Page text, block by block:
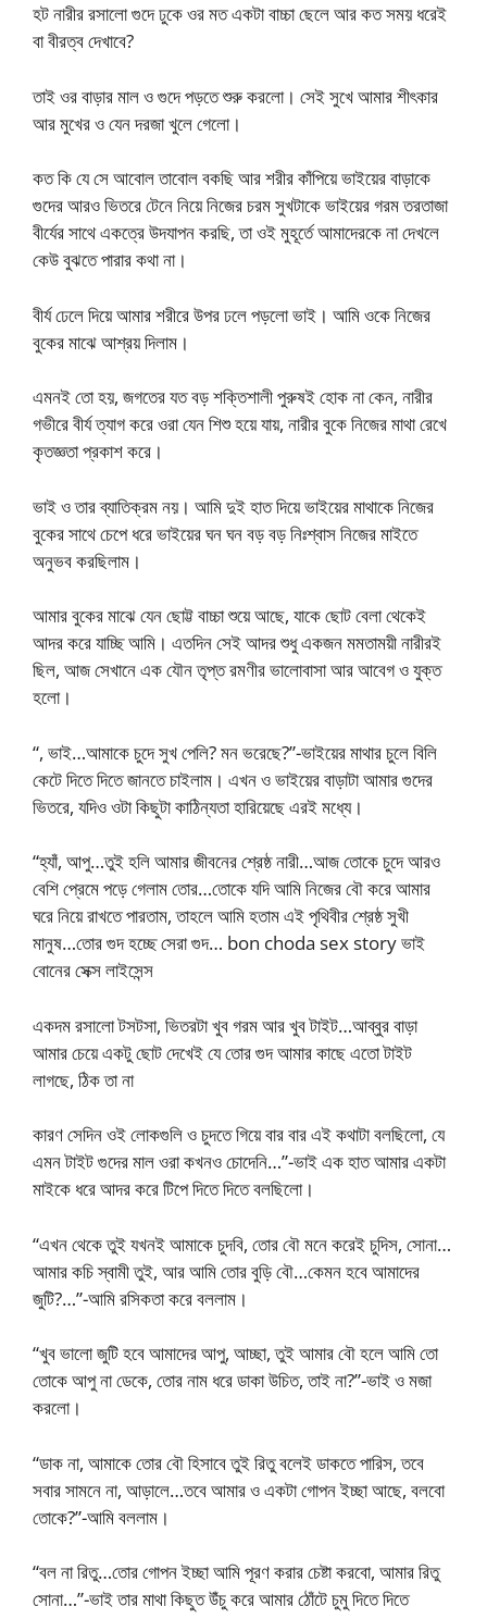
হট নারীর রসালো গুদে ঢুকে ওর মত একটা বাচ্চা ছেলে আর কত সময় ধরেই
বা বীরত্ব দেখাবে?
তাই ওর বাড়ার মাল ও গুদে পড়তে শুরু করলো। সেই সুখে আমার শীৎকার
আর মুখের ও যেন দরজা খুলে গেলো।
কত কি যে সে আবোল তাবোল বকছি আর শরীর কাঁপিয়ে ভাইয়ের বাড়াকে
গুদের আরও ভিতরে টেনে নিয়ে নিজের চরম সুখটাকে ভাইয়ের গরম তরতাজা
বীর্যের সাথে একত্রে উদযাপন করছি, তা ওই মুহূর্তে আমাদেরকে না দেখলে
কেউ বুঝতে পারার কথা না।
বীর্য ঢেলে দিয়ে আমার শরীরে উপর ঢলে পড়লো ভাই। আমি ওকে নিজের
বুকের মাঝে আশ্রয় দিলাম।
এমনই তো হয়, জগতের যত বড় শক্তিশালী পুরুষই হোক না কেন, নারীর
গভীরে বীর্য ত্যাগ করে ওরা যেন শিশু হয়ে যায়, নারীর বুকে নিজের মাথা রেখে
কৃতজ্ঞতা প্রকাশ করে।
ভাই ও তার ব্যাতিক্রম নয়। আমি দুই হাত দিয়ে ভাইয়ের মাথাকে নিজের
বুকের সাথে চেপে ধরে ভাইয়ের ঘন ঘন বড় বড় নিঃশ্বাস নিজের মাইতে
অনুভব করছিলাম।
আমার বুকের মাঝে যেন ছোট্ট বাচ্চা শুয়ে আছে, যাকে ছোট বেলা থেকেই
আদর করে যাচ্ছি আমি। এতদিন সেই আদর শুধু একজন মমতাময়ী নারীরই
ছিল, আজ সেখানে এক যৌন তৃপ্ত রমণীর ভালোবাসা আর আবেগ ও যুক্ত
হলো।
“, ভাই…আমাকে চুদে সুখ পেলি? মন ভরেছে?”-ভাইয়ের মাথার চুলে বিলি
কেটে দিতে দিতে জানতে চাইলাম। এখন ও ভাইয়ের বাড়াটা আমার গুদের
ভিতরে, যদিও ওটা কিছুটা কাঠিন্যতা হারিয়েছে এরই মধ্যে।
“হ্যাঁ, আপু…তুই হলি আমার জীবনের শ্রেষ্ঠ নারী…আজ তোকে চুদে আরও
বেশি প্রেমে পড়ে গেলাম তোর…তোকে যদি আমি নিজের বৌ করে আমার
ঘরে নিয়ে রাখতে পারতাম, তাহলে আমি হতাম এই পৃথিবীর শ্রেষ্ঠ সুখী
মানুষ…তোর গুদ হচ্ছে সেরা গুদ… bon choda sex story ভাই
বোনের সেক্স লাইসেন্স
একদম রসালো টসটসা, ভিতরটা খুব গরম আর খুব টাইট…আব্বুর বাড়া
আমার চেয়ে একটু ছোট দেখেই যে তোর গুদ আমার কাছে এতো টাইট
লাগছে, ঠিক তা না
কারণ সেদিন ওই লোকগুলি ও চুদতে গিয়ে বার বার এই কথাটা বলছিলো, যে
এমন টাইট গুদের মাল ওরা কখনও চোদেনি…”-ভাই এক হাত আমার একটা
মাইকে ধরে আদর করে টিপে দিতে দিতে বলছিলো।
“এখন থেকে তুই যখনই আমাকে চুদবি, তোর বৌ মনে করেই চুদিস, সোনা…
আমার কচি স্বামী তুই, আর আমি তোর বুড়ি বৌ…কেমন হবে আমাদের
জুটি?…”-আমি রসিকতা করে বললাম।
“খুব ভালো জুটি হবে আমাদের আপু, আচ্ছা, তুই আমার বৌ হলে আমি তো
তোকে আপু না ডেকে, তোর নাম ধরে ডাকা উচিত, তাই না?”-ভাই ও মজা
করলো।
“ডাক না, আমাকে তোর বৌ হিসাবে তুই রিতু বলেই ডাকতে পারিস, তবে
সবার সামনে না, আড়ালে…তবে আমার ও একটা গোপন ইচ্ছা আছে, বলবো
তোকে?”-আমি বললাম।
“বল না রিতু…তোর গোপন ইচ্ছা আমি পূরণ করার চেষ্টা করবো, আমার রিতু
সোনা…”-ভাই তার মাথা কিছুত উঁচু করে আমার ঠোঁটে চুমু দিতে দিতে